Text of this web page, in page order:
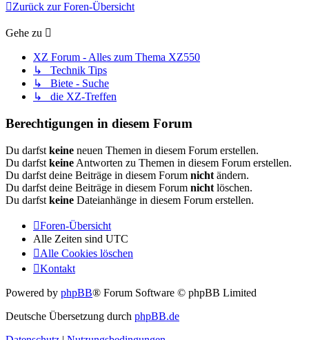
Zurück zur Foren-Übersicht
Gehe zu
XZ Forum - Alles zum Thema XZ550
↳ Technik Tips
↳ Biete - Suche
↳ die XZ-Treffen
Berechtigungen in diesem Forum
Du darfst keine neuen Themen in diesem Forum erstellen.
Du darfst keine Antworten zu Themen in diesem Forum erstellen.
Du darfst deine Beiträge in diesem Forum nicht ändern.
Du darfst deine Beiträge in diesem Forum nicht löschen.
Du darfst keine Dateianhänge in diesem Forum erstellen.
Foren-Übersicht
Alle Zeiten sind UTC
Alle Cookies löschen
Kontakt
Powered by phpBB® Forum Software © phpBB Limited
Deutsche Übersetzung durch phpBB.de